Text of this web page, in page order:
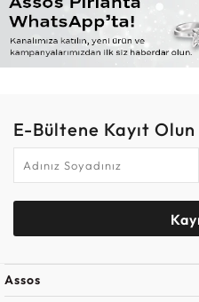
E-Bültene Kayıt Olun
Assos